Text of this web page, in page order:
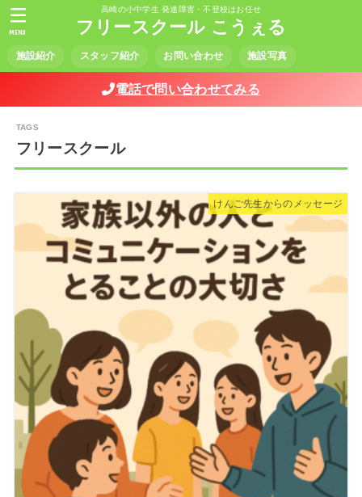
高崎の小中学生 発達障害・不登校はお任せ
フリースクール こうぇる
施設紹介 スタッフ紹介 お問い合わせ 施設写真
MENU
電話で問い合わせてみる
フリースクール
けんご先生からのメッセージ